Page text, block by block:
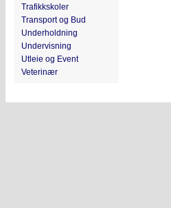
Trafikkskoler
Transport og Bud
Underholdning
Undervisning
Utleie og Event
Veterinær